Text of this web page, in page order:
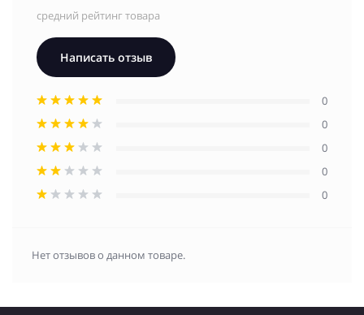
средний рейтинг товара
Написать отзыв
0
0
0
0
0
Нет отзывов о данном товаре.